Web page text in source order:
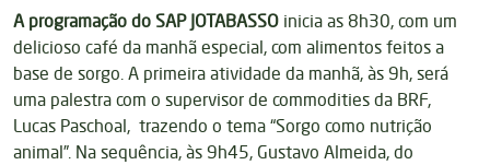
A programação do SAP JOTABASSO inicia as 8h30, com um
delicioso café da manhã especial, com alimentos feitos a
base de sorgo. A primeira atividade da manhã, às 9h, será
uma palestra com o supervisor de commodities da BRF,
Lucas Paschoal, trazendo o tema “Sorgo como nutrição
animal”. Na sequência, às 9h45, Gustavo Almeida, do